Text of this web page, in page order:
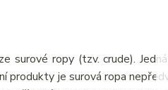
surové ropy (tzv. crude).
produkty je surová ropa